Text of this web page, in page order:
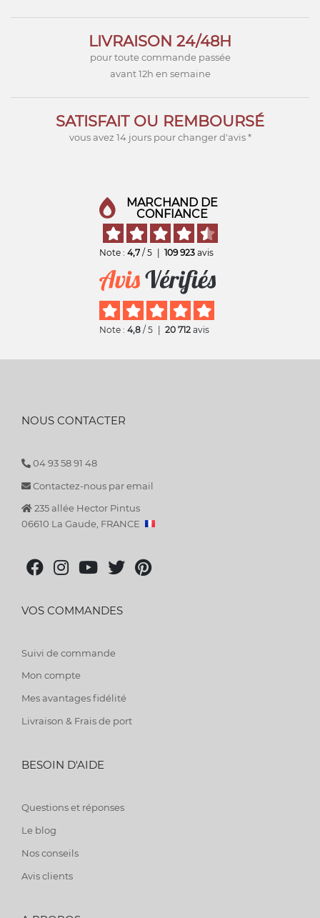
LIVRAISON 24/48H
pour toute commande passée
avant 12h en semaine
SATISFAIT OU REMBOURSÉ
vous avez 14 jours pour changer d'avis *
MARCHAND DE
CONFIANCE
Note : 4,7 / 5 109 923 avis
Note : 4,8 / 5 20 712 avis
NOUS CONTACTER
04 93 58 91 48
Contactez-nous par email
235 allée Hector Pintus
06610 La Gaude, FRANCE
VOS COMMANDES
Suivi de commande
Mon compte
Mes avantages fidélité
Livraison & Frais de port
BESOIN D'AIDE
Questions et réponses
Le blog
Nos conseils
Avis clients